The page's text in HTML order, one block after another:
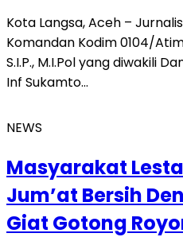
Kota Langsa, Aceh –
Komandan Kodim 0104/
S.I.P., M.I.Pol yang diwakili
Inf Sukamto…
NEWS
Masyarakat
Jum’at Bersih
Giat Gotong